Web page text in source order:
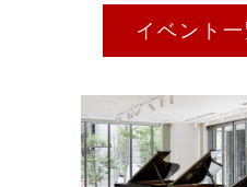
イベント